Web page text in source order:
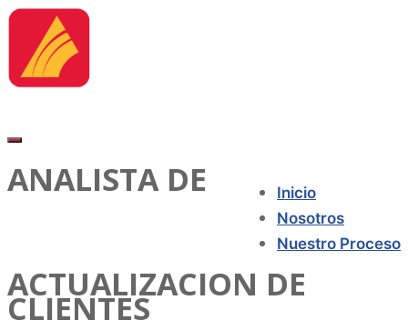
Inicio
Nosotros
Nuestro Proceso
ANALISTA DE
ACTUALIZACION DE
CLIENTES